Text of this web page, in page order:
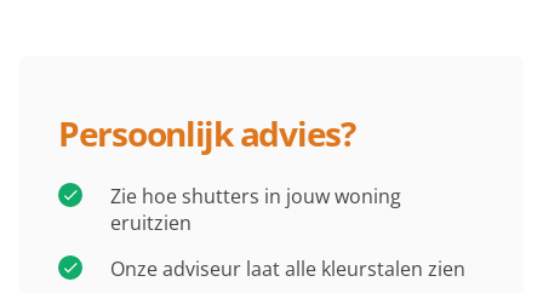
Persoonlijk advies?
Zie hoe shutters in jouw woning
eruitzien
Onze adviseur laat alle kleurstalen zien